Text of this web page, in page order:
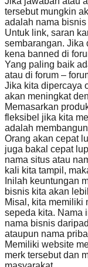
tersebut mungkin
adalah nama
Untuk link, saran
sembarangan. Jika
kena banned di
Yang paling baik
atau di forum –
Jika kita dipercaya
akan meningkat
Memasarkan
fleksibel jika kita
adalah
Orang akan cepat
juga bakal cepat
nama situs atau
kali kita tampil,
Inilah keuntungan
bisnis kita akan
Misal, kita memiliki
sepeda kita. Nama
nama bisnis
ataupun nama
Memiliki website
merk tersebut dan